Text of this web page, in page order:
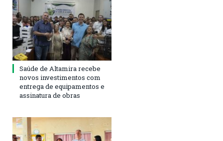
Saúde de Altamira recebe
novos investimentos com
entrega de equipamentos e
assinatura de obras